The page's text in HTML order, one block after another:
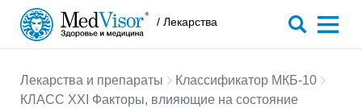
/ Лекарства
Лекарства и препараты
Классификатор МКБ-10
КЛАСС XXI Факторы, влияющие на состояние